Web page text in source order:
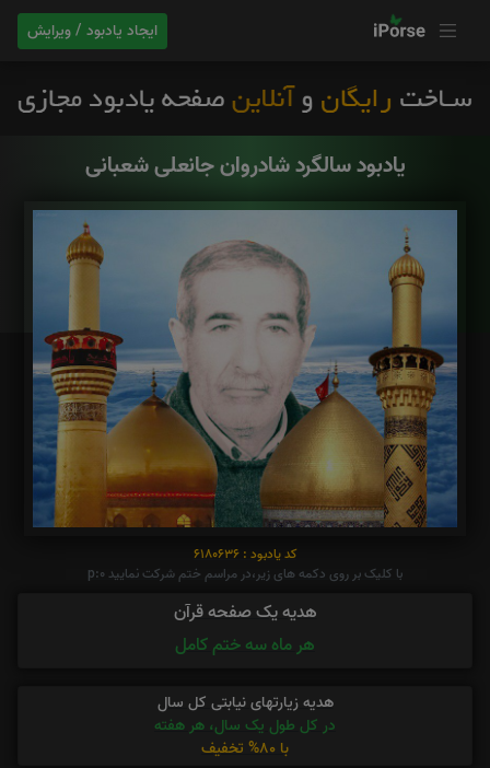
ایجاد یادبود / ویرایش
یادبود سالگرد شادروان جانعلی شعبانی
کد یادبود : 6180636
با کلیک بر روی دکمه های زیر،در مراسم ختم شرکت نمایید p:0
هدیه یک صفحه قرآن
هر ماه سه ختم کامل
هدیه زیارتهای نیابتی کل سال
در کل طول یک سال، هر هفته
با 80% تخفیف